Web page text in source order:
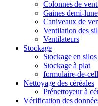
Colonnes de
Gaines demi-lune
Caniveaux de
Ventilation des
Ventilateurs
Stockage
Stockage en silos
Stockage à plat
formulaire-de-
Nettoyage des céréales
Prénettoyeur à
Vérification des